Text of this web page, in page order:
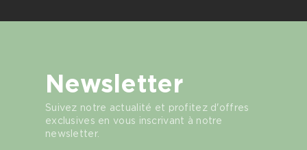
Newsletter
Suivez notre actualité et profitez d'offres
exclusives en vous inscrivant à notre
newsletter.